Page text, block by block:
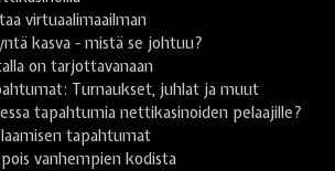
virtuaalimaailman
kasva - mistä se johtuu?
on tarjottavanaan
Turnaukset, juhlat ja muut
tapahtumia nettikasinoiden pelaajille?
tapahtumat
vanhempien kodista